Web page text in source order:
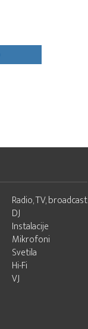
Radio, TV, broadcast
DJ
Instalacije
Mikrofoni
Svetila
Hi-Fi
VJ